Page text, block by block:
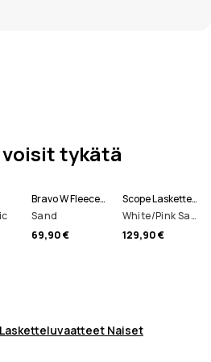
tykätä
Bravo W Fleecepaita Naiset
Sand
69,90 €
Scope Laskettelulasit
White/Pink Sapphire Mirror
129,90 €
Lasketteluvaatteet Naiset